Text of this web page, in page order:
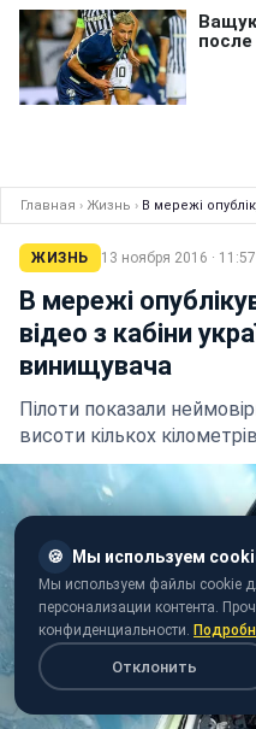
Главная › Жизнь › В мережі
ЖИЗНЬ 13 ноября 2016 · 11:57
В мережі
відео з кабіни
винищувача
Пілоти показали
висоти кількох кілометрів
🍪 Мы используем
Мы используем файлы cookie
персонализации контента.
конфиденциальности.
Отклонить